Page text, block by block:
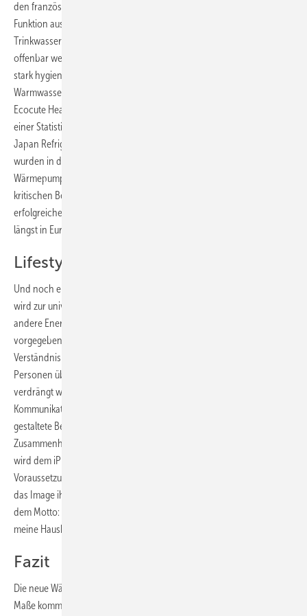
den französischen Markt entwickelte Gerät soll mit einer Boost-
Funktion ausgerüstet werden, um bei Niedrigtarif die
Trinkwassererwärmung zu beschleunigen. Das Gerät eignet sich
offenbar weniger für Kaltduscher und Zählergucker sondern eher für
stark hygienebewusste Haushalte, denn je höher der
Warmwasserkonsum, desto besser der COP. In Japan avanciert der
Ecocute Heat Pump Water Heater zum absoluten Marktrenner. Nach
einer Statistik des japanischen Klimageräteverbandes JRAIA, The
Japan Refrigeration and Air Conditioning Industry Association,
wurden in den letzten vier Jahren von der Ecocute-CO
Wärmepumpe jährlich rund eine halbe Million Geräte abgesetzt. Dem
kritischen Beobachter stellt sich da die Frage, warum diese überaus
erfolgreichen und vom japanischen Staat geförderten Geräte nicht
längst in Europa angekommen sind.
Lifestyle anstatt Elektrotechnik
Und noch eine Entwicklung scheint programmiert zu sein. Das iPhone
wird zur universellen Bedienoberfläche für Wärmepumpen und
andere Energieverbraucher im Haushalt. Es sei demografisch
vorgegeben, dass die sogenannten digitalen Migranten – im
Verständnis von Jens Rammensee von Glen Dimplex sind das
Personen über 50 – von den digitalen Natives, also den Jüngeren
verdrängt werden. Wer mit iPhone, dessen Apps und ähnlichen
Kommunikationsmitteln aufgewachsen sei, bevorzuge deren intuitiv
gestaltete Bedienoberfläche auch für die Hausautomation. Sogar im
Zusammenhang mit Smart Metering und zeitvariablen Stromtarifen
wird dem iPhone künftig eine wichtige Funktion zugeschrieben.
Voraussetzung sei allerdings, dass es der betroffenen Branche gelingt,
das Image ihrer Produkte auf Lifestyle-Niveau anzuheben, frei nach
dem Motto: Mein Smart-Haus, meine Hocheffizienz-Wärmepumpe,
meine Haushaltsgeräte – powered by Wind.
Fazit
Die neue Wärmepumpen-Generation – so sie in dem angekündigten
Maße kommen wird – könnte den etablierten Heizkessel- und